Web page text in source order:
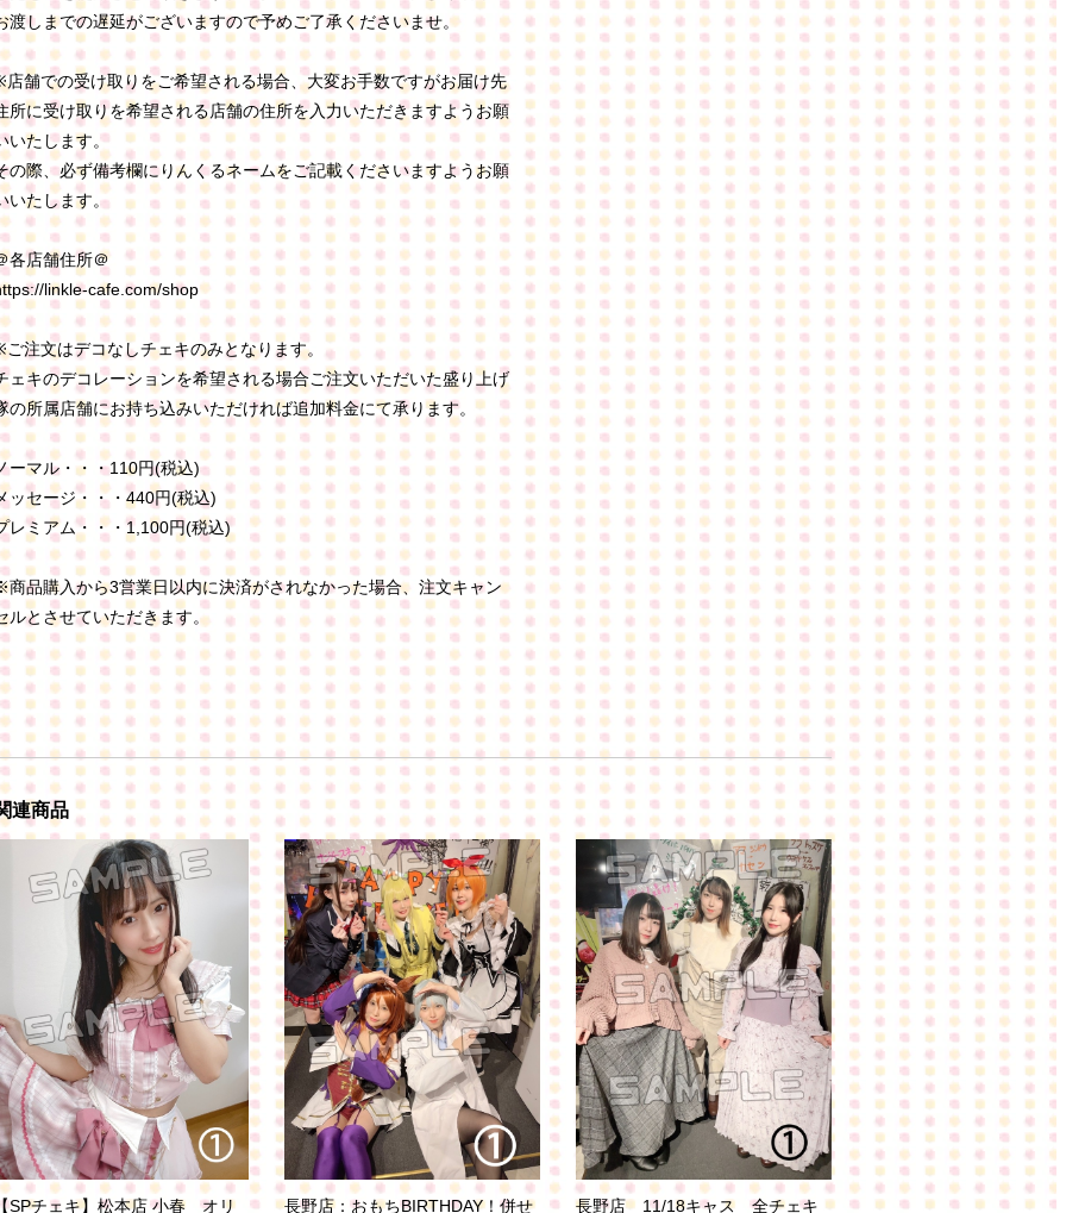
渡しまでの遅延がございますので予めご了承くださいませ。
舗での受け取りをご希望される場合、大変お手数ですがお届け先
所に受け取りを希望される店舗の住所を入力いただきますようお願
いたします。
の際、必ず備考欄にりんくるネームをご記載くださいますようお願
いたします。
各店舗住所＠
linkle-cafe.com/shop
注文はデコなしチェキのみとなります。
ェキのデコレーションを希望される場合ご注文いただいた盛り上げ
の所属店舗にお持ち込みいただければ追加料金にて承ります。
ーマル・・・110円(税込)
ッセージ・・・440円(税込)
レミアム・・・1,100円(税込)
品購入から3営業日以内に決済がされなかった場合、注文キャン
ルとさせていただきます。
連商品
SPチェキ】松本店 小春 オリ 長野店：おもちBIRTHDAY！併せ 長野店 11/18キャス 全チェキ